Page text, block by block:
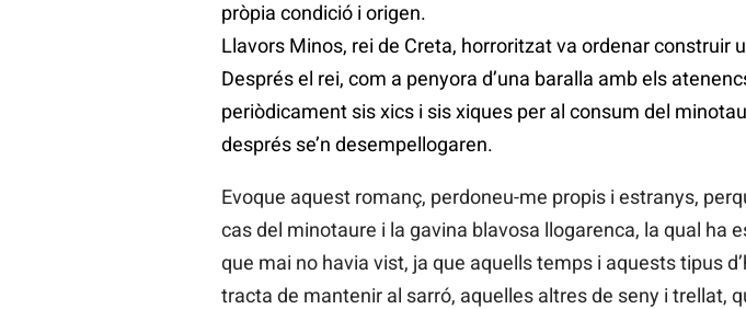
pròpia condició i origen.
Llavors Minos, rei de Creta, horroritzat va ordenar construir
Després el rei, com a penyora d’una baralla amb els
periòdicament sis xics i sis xiques per al consum del
després se’n desempellogaren.
Evoque aquest romanç, perdoneu-me propis i estranys,
cas del minotaure i la gavina blavosa llogarenca, la qual
que mai no havia vist, ja que aquells temps i aquests tipus
tracta de mantenir al sarró, aquelles altres de seny i trellat,